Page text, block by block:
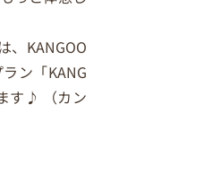
、KANGOO
ン「KANG
す♪ （カン